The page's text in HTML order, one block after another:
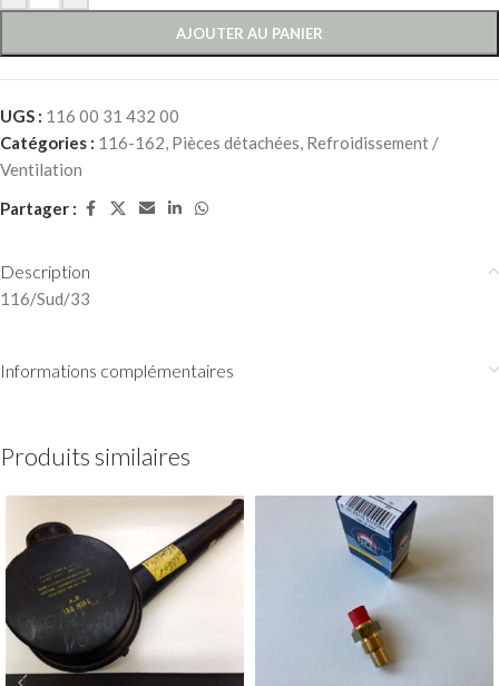
AJOUTER AU PANIER
UGS : 116 00 31 432 00
Catégories : 116-162, Pièces détachées, Refroidissement /
Ventilation
Partager :
Description
116/Sud/33
Informations complémentaires
Produits similaires